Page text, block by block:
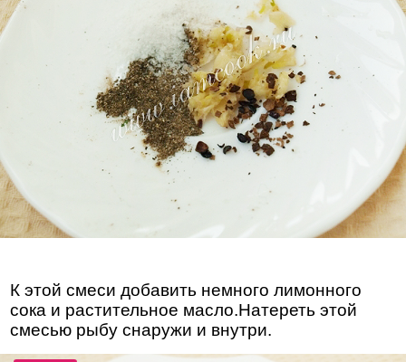
К этой смеси добавить немного лимонного
сока и растительное масло.Натереть этой
смесью рыбу снаружи и внутри.